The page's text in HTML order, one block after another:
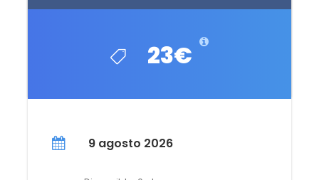
23€
9 agosto 2026
La Granja de San Ildefonso, Segovia · Sierra